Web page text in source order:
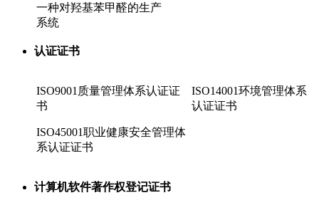
一种对羟基苯甲醛的生产
系统
认证证书
ISO9001质量管理体系认证证
书
ISO45001职业健康安全管理体
系认证证书
ISO14001环境管理体系
认证证书
计算机软件著作权登记证书